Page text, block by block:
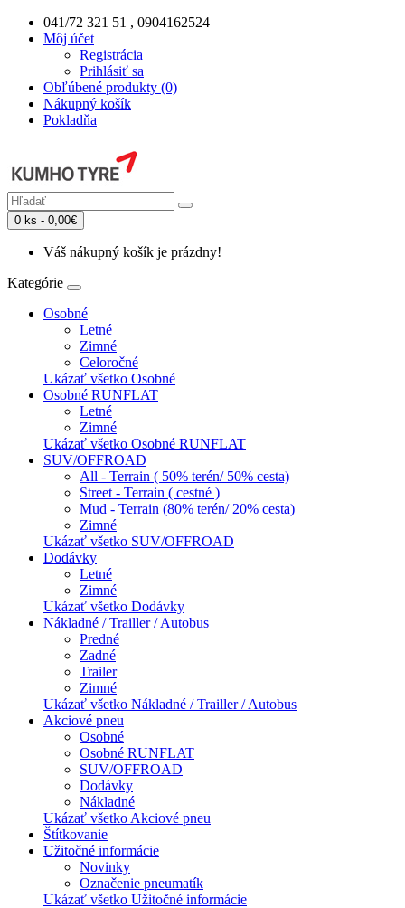
041/72 321 51 , 0904162524
Môj účet
Registrácia
Prihlásiť sa
Obľúbené produkty (0)
Nákupný košík
Pokladňa
0 ks - 0,00€
Váš nákupný košík je prázdny!
Kategórie
Osobné
Letné
Zimné
Celoročné
Ukázať všetko Osobné
Osobné RUNFLAT
Letné
Zimné
Ukázať všetko Osobné RUNFLAT
SUV/OFFROAD
All - Terrain ( 50% terén/ 50% cesta)
Street - Terrain ( cestné )
Mud - Terrain (80% terén/ 20% cesta)
Zimné
Ukázať všetko SUV/OFFROAD
Dodávky
Letné
Zimné
Ukázať všetko Dodávky
Nákladné / Trailler / Autobus
Predné
Zadné
Trailer
Zimné
Ukázať všetko Nákladné / Trailler / Autobus
Akciové pneu
Osobné
Osobné RUNFLAT
SUV/OFFROAD
Dodávky
Nákladné
Ukázať všetko Akciové pneu
Štítkovanie
Užitočné informácie
Novinky
Označenie pneumatík
Ukázať všetko Užitočné informácie